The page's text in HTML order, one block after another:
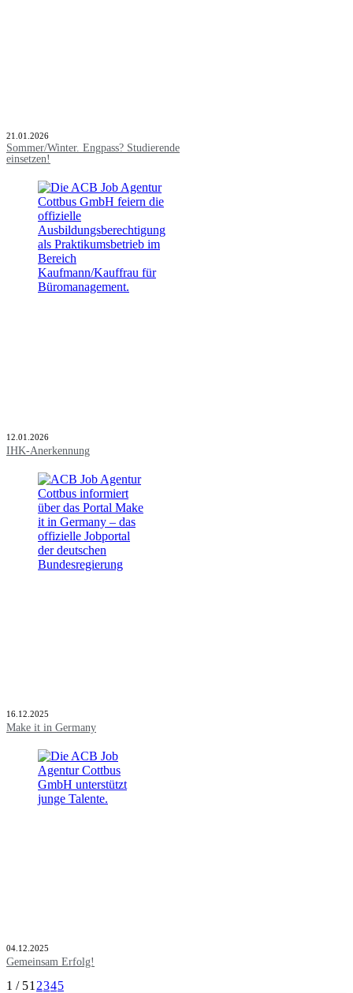
21.01.2026
Sommer/Winter. Engpass? Studierende
einsetzen!
12.01.2026
IHK-Anerkennung
16.12.2025
Make it in Germany
04.12.2025
Gemeinsam Erfolg!
1 / 51 2345